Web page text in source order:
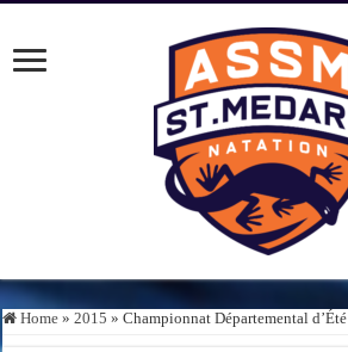
Home » 2015 » Championnat Départemental d’Été